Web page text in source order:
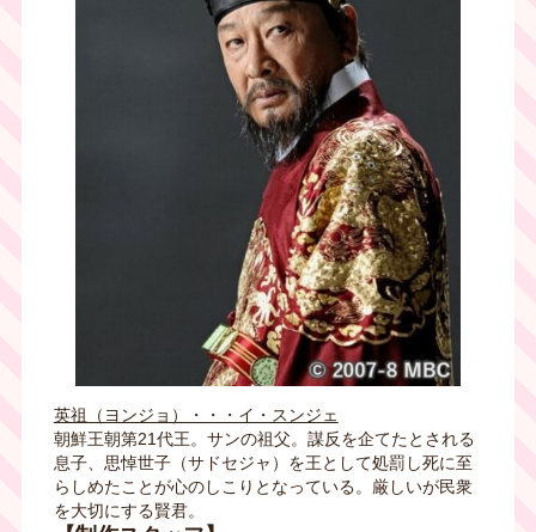
英祖（ヨンジョ）・・・イ・スンジェ
朝鮮王朝第21代王。サンの祖父。謀反を企てたとされる
息子、思悼世子（サドセジャ）を王として処罰し死に至
らしめたことが心のしこりとなっている。厳しいが民衆
を大切にする賢君。